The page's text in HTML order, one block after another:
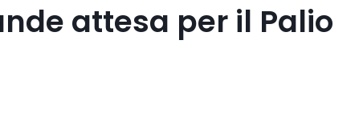
attesa per il Palio